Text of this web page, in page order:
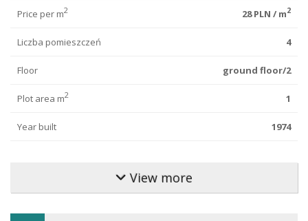
Price per m2 28 PLN / m2
Liczba pomieszczeń 4
Floor ground floor/2
Plot area m2 1
Year built 1974
Buiiding type
View more